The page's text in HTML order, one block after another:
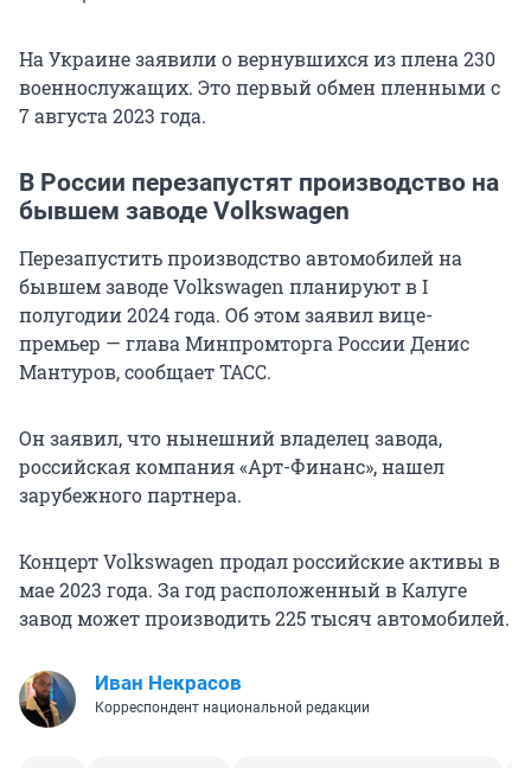
На Украине заявили о вернувшихся из плена 230
военнослужащих. Это первый обмен пленными с
7 августа 2023 года.
В России перезапустят производство на
бывшем заводе Volkswagen
Перезапустить производство автомобилей на
бывшем заводе Volkswagen планируют в I
полугодии 2024 года. Об этом заявил вице-
премьер — глава Минпромторга России Денис
Мантуров, сообщает ТАСС.
Он заявил, что нынешний владелец завода,
российская компания «Арт-Финанс», нашел
зарубежного партнера.
Концерт Volkswagen продал российские активы в
мае 2023 года. За год расположенный в Калуге
завод может производить 225 тысяч автомобилей.
Иван Некрасов
Корреспондент национальной редакции